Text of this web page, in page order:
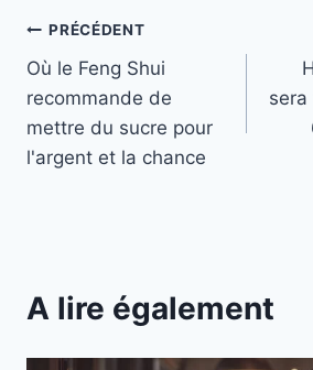
Navigation
de
l’article
PRÉCÉDENT
Où le Feng Shui
recommande de
mettre du sucre pour
l'argent et la chance
sera
A lire également